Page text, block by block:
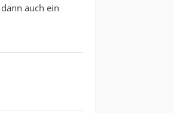
auch ein